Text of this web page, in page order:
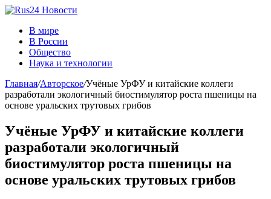
В мире
В России
Общество
Наука и технологии
Главная/Авторское/Учёные УрФУ и китайские коллеги
разработали экологичный биостимулятор роста пшеницы на
основе уральских трутовых грибов
Учёные УрФУ и китайские коллеги
разработали экологичный
биостимулятор роста пшеницы на
основе уральских трутовых грибов